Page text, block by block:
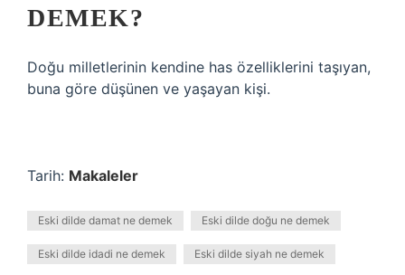
DEMEK?
Doğu milletlerinin kendine has özelliklerini taşıyan,
buna göre düşünen ve yaşayan kişi.
Tarih: Makaleler
Eski dilde damat ne demek Eski dilde doğu ne demek
Eski dilde idadi ne demek Eski dilde siyah ne demek